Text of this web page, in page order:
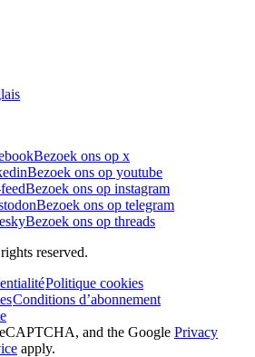
Bezoek ons op x
Bezoek ons op youtube
Bezoek ons op instagram
Bezoek ons op telegram
Bezoek ons op threads
reserved.
Politique cookies
Conditions d’abonnement
and the Google Privacy
apply.